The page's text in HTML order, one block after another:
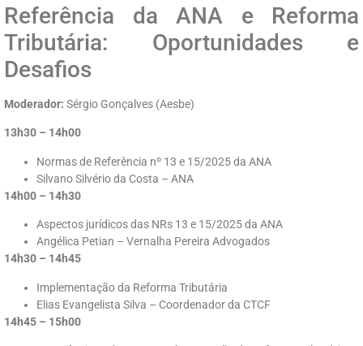
Referência da ANA e Reforma
Tributária: Oportunidades e
Desafios
Moderador: Sérgio Gonçalves (Aesbe)
13h30 – 14h00
Normas de Referência nº 13 e 15/2025 da ANA
Silvano Silvério da Costa – ANA
14h00 – 14h30
Aspectos jurídicos das NRs 13 e 15/2025 da ANA
Angélica Petian – Vernalha Pereira Advogados
14h30 – 14h45
Implementação da Reforma Tributária
Elias Evangelista Silva – Coordenador da CTCF
14h45 – 15h00